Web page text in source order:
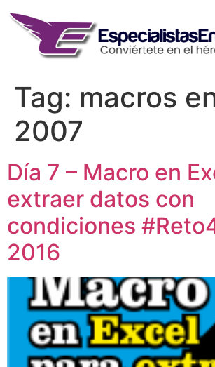
content
Tag: macros
2007
Día 7 – Macro en
extraer datos con
condiciones
2016